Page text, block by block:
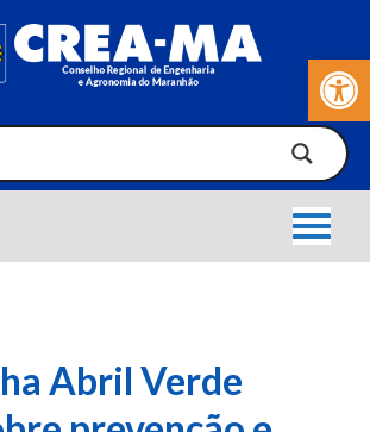
Barra de
Abril Verde